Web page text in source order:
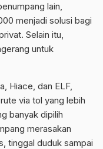
lain,
menjadi solusi bagi
Selain itu,
untuk
Hiace, dan ELF,
via tol yang lebih
banyak dipilih
merasakan
tinggal duduk sampai